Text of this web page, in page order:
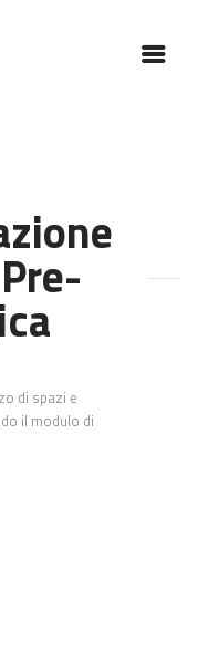
DI
di spazi e
il modulo di